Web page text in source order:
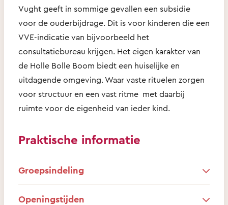
Vught geeft in sommige gevallen een subsidie
voor de ouderbijdrage. Dit is voor kinderen die een
VVE-indicatie van bijvoorbeeld het
consultatiebureau krijgen. Het eigen karakter van
de Holle Bolle Boom biedt een huiselijke en
uitdagende omgeving. Waar vaste rituelen zorgen
voor structuur en een vast ritme met daarbij
ruimte voor de eigenheid van ieder kind.
Praktische informatie
Groepsindeling
Openingstijden